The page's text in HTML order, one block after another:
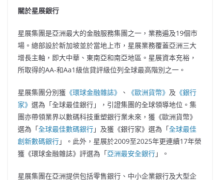
關於星展銀行
星展集團是亞洲最大的金融服務集團之一，業務遍及19個市
場。總部設於新加坡並於當地上市，星展業務覆蓋亞洲三大
增長主軸，即大中華、東南亞和南亞地區。星展資本充裕，
所取得的AA-和Aa1級信貸評級位列全球最高階別之一。
星展集團分別獲 《環球金融雜誌》 、 《歐洲貨幣》 及 《銀行
家》 選為「全球最佳銀行」，引證集團的全球領導地位。集
團亦帶領業界以數碼科技重塑銀行業未來，獲《歐洲貨幣》
選為「全球最佳數碼銀行」及獲《銀行家》選為「全球最佳
創新數碼銀行」。此外，星展於2009至2025年更連續17年榮
獲《環球金融雜誌》評選為「亞洲最安全銀行」。
星展集團在亞洲提供包括零售銀行、中小企業銀行及大型企